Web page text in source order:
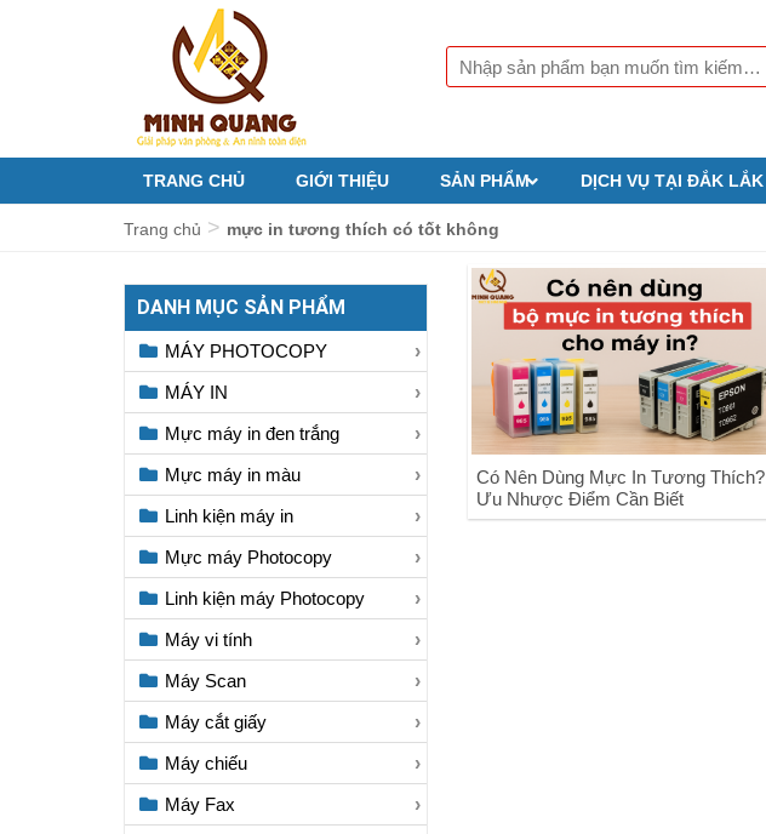
TRANG CHỦ GIỚI THIỆU SẢN PHẨM DỊCH VỤ TẠI ĐẮK LẮK
Trang chủ > mực in tương thích có tốt không
Có Nên Dùng Mực In Tương Thích?
Ưu Nhược Điểm Cần Biết
DANH MỤC SẢN PHẨM
MÁY PHOTOCOPY
MÁY IN
Mực máy in đen trắng
Mực máy in màu
Linh kiện máy in
Mực máy Photocopy
Linh kiện máy Photocopy
Máy vi tính
Máy Scan
Máy cắt giấy
Máy chiếu
Máy Fax